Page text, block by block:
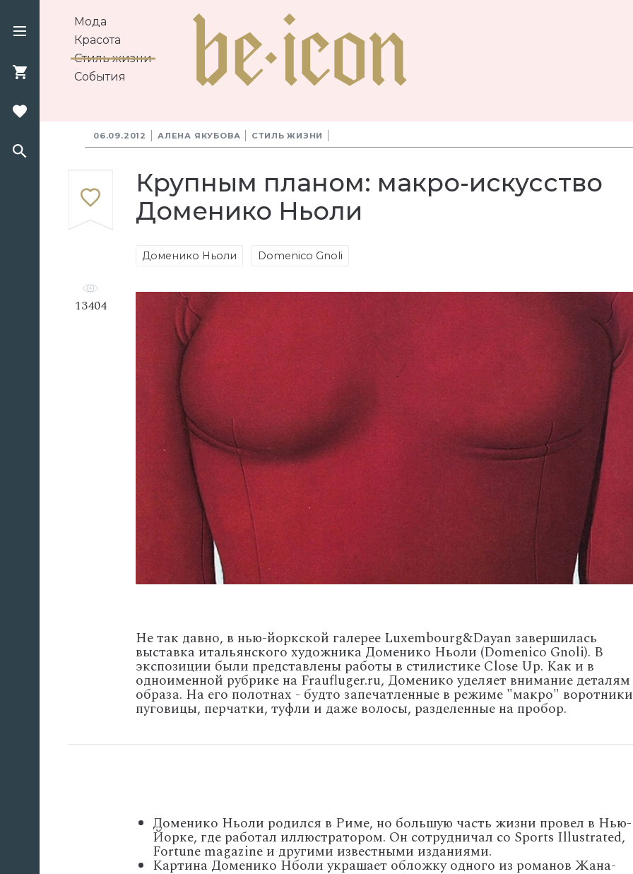
Мода
Красота
Стиль жизни
События
06.09.2012 АЛЕНА ЯКУБОВА СТИЛЬ ЖИЗНИ
Крупным планом: макро-искусство
Доменико Ньоли
Доменико Ньоли Domenico Gnoli
13404
Не так давно, в нью-йоркской галерее Luxembourg&Dayan завершилась
выставка итальянского художника Доменико Ньоли (Domenico Gnoli). В
экспозиции были представлены работы в стилистике Close Up. Как и в
одноименной рубрике на Fraufluger.ru, Доменико уделяет внимание деталям
образа. На его полотнах - будто запечатленные в режиме "макро"
пуговицы, перчатки, туфли и даже волосы, разделенные на пробор.
Доменико Ньоли родился в Риме, но большую часть жизни провел в Нью-
Йорке, где работал иллюстратором. Он сотрудничал со Sports Illustrated,
Fortune magazine и другими известными изданиями.
Картина Доменико Нболи украшает обложку одного из романов Жана-